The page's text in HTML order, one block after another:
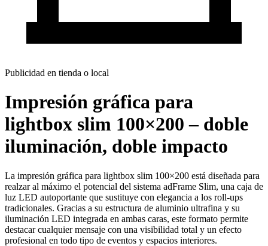
Publicidad en tienda o local
Impresión gráfica para
lightbox slim 100×200 – doble
iluminación, doble impacto
La impresión gráfica para lightbox slim 100×200 está diseñada para
realzar al máximo el potencial del sistema adFrame Slim, una caja de
luz LED autoportante que sustituye con elegancia a los roll-ups
tradicionales. Gracias a su estructura de aluminio ultrafina y su
iluminación LED integrada en ambas caras, este formato permite
destacar cualquier mensaje con una visibilidad total y un efecto
profesional en todo tipo de eventos y espacios interiores.